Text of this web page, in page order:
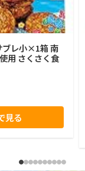
ブレ小×1箱 南
用 さくさく食
見る